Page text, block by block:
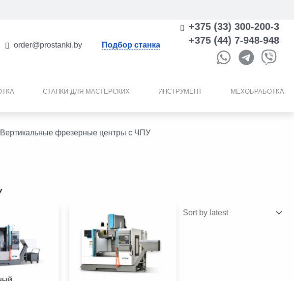
order@prostanki.by Подбор станка
+375 (33) 300-200-3
+375 (44) 7-948-948
СТАНКИ ДЛЯ МАСТЕРСКИХ ИНСТРУМЕНТ МЕХОБРАБОТКА
фрезерные центры с ЧПУ